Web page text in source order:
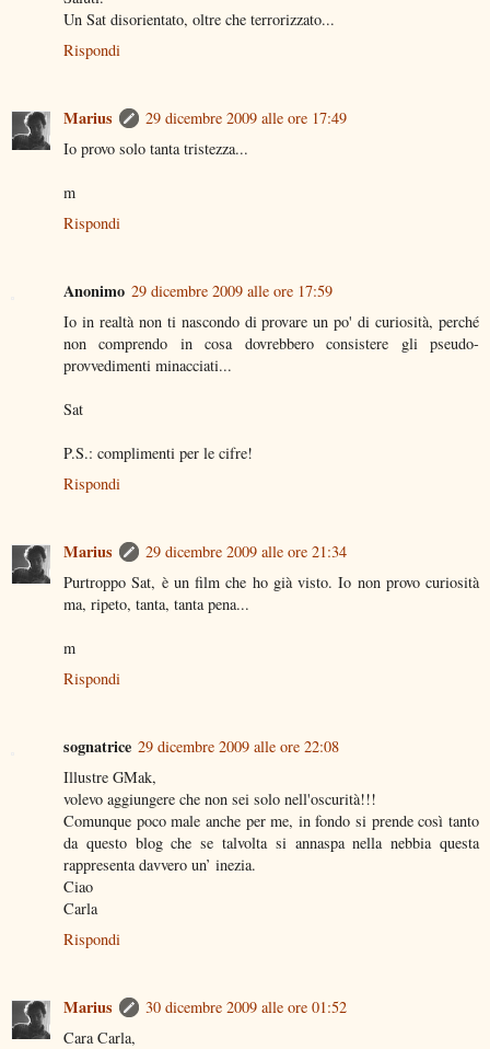
Un Sat disorientato, oltre che terrorizzato...
Rispondi
Marius
29 dicembre 2009 alle ore 17:49
Io provo solo tanta tristezza...
m
Rispondi
Anonimo 29 dicembre 2009 alle ore 17:59
Io in realtà non ti nascondo di provare un po' di curiosità, perché
non comprendo in cosa dovrebbero consistere gli pseudo-
provvedimenti minacciati...
Sat
P.S.: complimenti per le cifre!
Rispondi
Marius
29 dicembre 2009 alle ore 21:34
Purtroppo Sat, è un film che ho già visto. Io non provo curiosità
ma, ripeto, tanta, tanta pena...
m
Rispondi
sognatrice 29 dicembre 2009 alle ore 22:08
Illustre GMak,
volevo aggiungere che non sei solo nell'oscurità!!!
Comunque poco male anche per me, in fondo si prende così tanto
da questo blog che se talvolta si annaspa nella nebbia questa
rappresenta davvero un’ inezia.
Ciao
Carla
Rispondi
Marius
30 dicembre 2009 alle ore 01:52
Cara Carla,